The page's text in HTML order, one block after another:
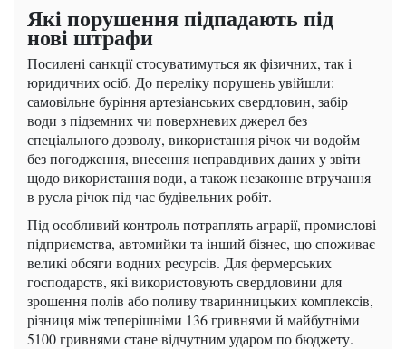
Які порушення підпадають під
нові штрафи
Посилені санкції стосуватимуться як фізичних, так і
юридичних осіб. До переліку порушень увійшли:
самовільне буріння артезіанських свердловин, забір
води з підземних чи поверхневих джерел без
спеціального дозволу, використання річок чи водойм
без погодження, внесення неправдивих даних у звіти
щодо використання води, а також незаконне втручання
в русла річок під час будівельних робіт.
Під особливий контроль потраплять аграрії, промислові
підприємства, автомийки та інший бізнес, що споживає
великі обсяги водних ресурсів. Для фермерських
господарств, які використовують свердловини для
зрошення полів або поливу тваринницьких комплексів,
різниця між теперішніми 136 гривнями й майбутніми
5100 гривнями стане відчутним ударом по бюджету.